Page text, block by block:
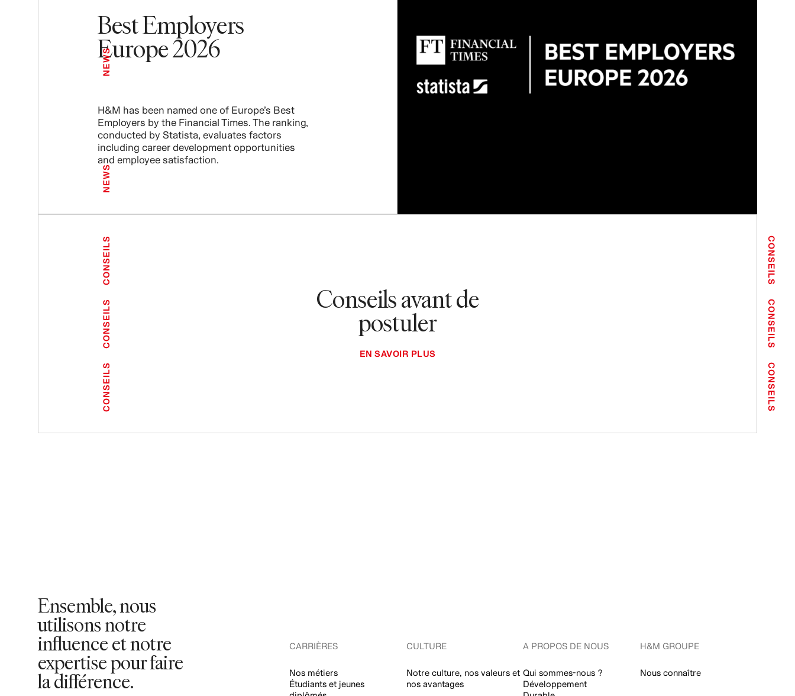
Best Employers
Europe 2026
H&M has been named one of Europe’s Best
Employers by the Financial Times. The ranking,
conducted by Statista, evaluates factors
including career development opportunities
and employee satisfaction.
NEWS
NEWS
Conseils avant de
postuler
EN SAVOIR PLUS
CONSEILS
CONSEILS
CONSEILS
CONSEILS
CONSEILS
CONSEILS
Ensemble, nous
utilisons notre
influence et notre
expertise pour faire
la différence.
CARRIÈRES
Nos métiers
Étudiants et jeunes
CULTURE
Notre culture, nos valeurs et
nos avantages
A PROPOS DE NOUS
Qui sommes-nous ?
Développement
H&M GROUPE
Nous connaître